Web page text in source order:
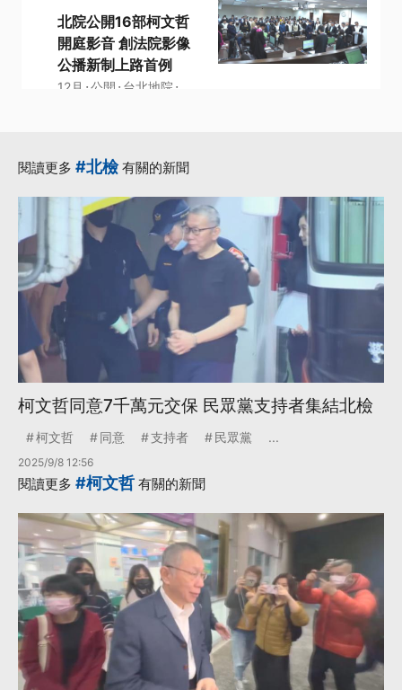
北院公開16部柯文哲
開庭影音 創法院影像
公播新制上路首例
12月 ·公開 · 台北地院 ·
閱讀更多 #北檢有關的新聞
柯文哲同意7千萬元交保 民眾黨支持者集結北檢
柯文哲 同意 支持者 民眾黨 ...
2025/9/8 12:56
閱讀更多 #柯文哲 有關的新聞